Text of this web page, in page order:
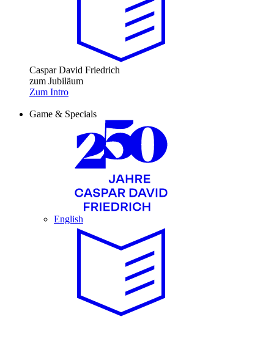
Caspar David Friedrich
zum Jubiläum
Zum Intro
Game & Specials
English